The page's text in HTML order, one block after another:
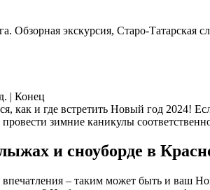
Обзорная экскурсия, Старо-
| Конец
как и где встретить Новый год 2024!
провести зимние каникулы
и сноуборде в
– таким может быть и ваш